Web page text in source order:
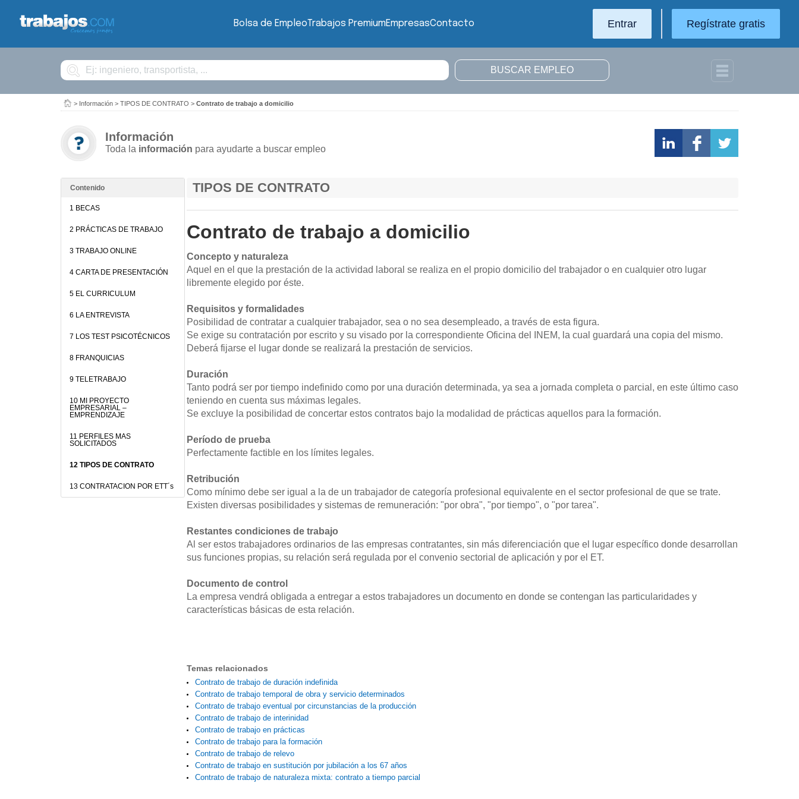
Bolsa de EmpleoTrabajos PremiumEmpresasContacto Entrar Regístrate gratis
Buscar
> Información > TIPOS DE CONTRATO > Contrato de trabajo a domicilio
Información
Toda la información para ayudarte a buscar empleo
Contenido
1 BECAS
2 PRÁCTICAS DE TRABAJO
3 TRABAJO ONLINE
4 CARTA DE PRESENTACIÓN
5 EL CURRICULUM
6 LA ENTREVISTA
7 LOS TEST PSICOTÉCNICOS
8 FRANQUICIAS
9 TELETRABAJO
10 MI PROYECTO
EMPRESARIAL –
EMPRENDIZAJE
11 PERFILES MAS
SOLICITADOS
12 TIPOS DE CONTRATO
13 CONTRATACION POR ETT´s
TIPOS DE CONTRATO
Contrato de trabajo a domicilio
Concepto y naturaleza
Aquel en el que la prestación de la actividad laboral se realiza en el propio domicilio del trabajador o en cualquier otro lugar
libremente elegido por éste.
Requisitos y formalidades
Posibilidad de contratar a cualquier trabajador, sea o no sea desempleado, a través de esta figura.
Se exige su contratación por escrito y su visado por la correspondiente Oficina del INEM, la cual guardará una copia del mismo.
Deberá fijarse el lugar donde se realizará la prestación de servicios.
Duración
Tanto podrá ser por tiempo indefinido como por una duración determinada, ya sea a jornada completa o parcial, en este último caso
teniendo en cuenta sus máximas legales.
Se excluye la posibilidad de concertar estos contratos bajo la modalidad de prácticas aquellos para la formación.
Período de prueba
Perfectamente factible en los límites legales.
Retribución
Como mínimo debe ser igual a la de un trabajador de categoría profesional equivalente en el sector profesional de que se trate.
Existen diversas posibilidades y sistemas de remuneración: "por obra", "por tiempo", o "por tarea".
Restantes condiciones de trabajo
Al ser estos trabajadores ordinarios de las empresas contratantes, sin más diferenciación que el lugar específico donde desarrollan
sus funciones propias, su relación será regulada por el convenio sectorial de aplicación y por el ET.
Documento de control
La empresa vendrá obligada a entregar a estos trabajadores un documento en donde se contengan las particularidades y
características básicas de esta relación.
Temas relacionados
Contrato de trabajo de duración indefinida
Contrato de trabajo temporal de obra y servicio determinados
Contrato de trabajo eventual por circunstancias de la producción
Contrato de trabajo de interinidad
Contrato de trabajo en prácticas
Contrato de trabajo para la formación
Contrato de trabajo de relevo
Contrato de trabajo en sustitución por jubilación a los 67 años
Contrato de trabajo de naturaleza mixta: contrato a tiempo parcial